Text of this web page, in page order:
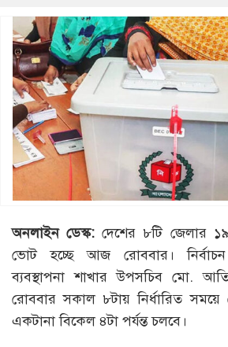
অনলাইন ডেস্ক:দেশের ৮টি জেলার
ভোট হচ্ছে আজ রোববার। নির্বাচন
ব্যবস্থাপনা শাখার উপসচিব মো.
রোববার সকাল ৮টায় নির্ধারিত
একটানা বিকেল ৪টা পর্যন্ত চলবে।